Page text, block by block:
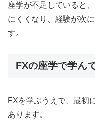
座学が不足していると
にくくなり、経験が次
す。
FXの座学で学ん
FXを学ぶうえで、最初
あります。